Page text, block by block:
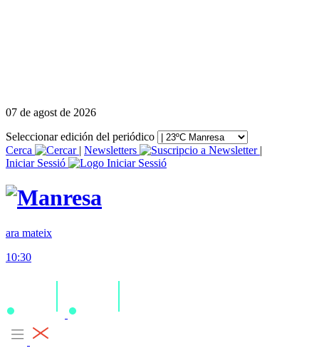
07 de agost de 2026
Seleccionar edición del periódico
Cerca
| Newsletters
|
Iniciar Sessió
ara mateix
10:30